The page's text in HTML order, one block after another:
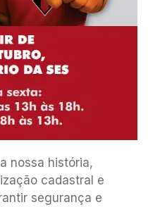
nossa história,
cadastral e
segurança e